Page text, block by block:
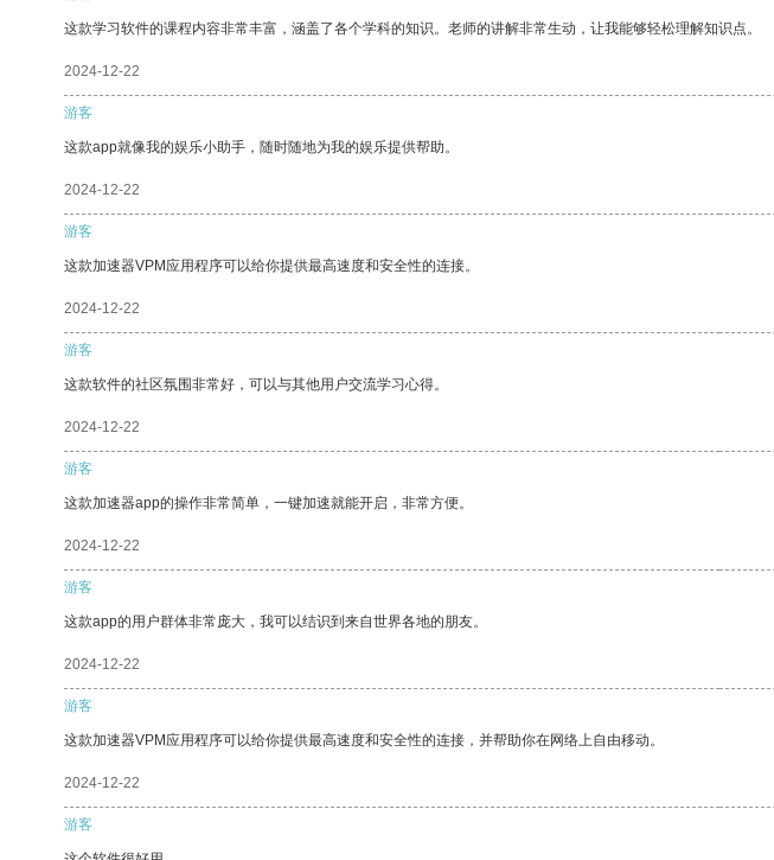
这款学习软件的课程内容非常丰富，涵盖了各个学科的知识。老师的讲解非常生动，让我能够轻松理解知识点。
2024-12-22
游客
这款app就像我的娱乐小助手，随时随地为我的娱乐提供帮助。
2024-12-22
游客
这款加速器VPM应用程序可以给你提供最高速度和安全性的连接。
2024-12-22
游客
这款软件的社区氛围非常好，可以与其他用户交流学习心得。
2024-12-22
游客
这款加速器app的操作非常简单，一键加速就能开启，非常方便。
2024-12-22
游客
这款app的用户群体非常庞大，我可以结识到来自世界各地的朋友。
2024-12-22
游客
这款加速器VPM应用程序可以给你提供最高速度和安全性的连接，并帮助你在网络上自由移动。
2024-12-22
游客